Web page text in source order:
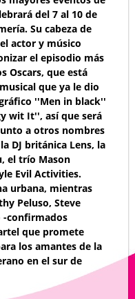
del 7 al 10 de
Su cabeza de
actor y músico
el episodio más
Oscars, que está
que ya le dio
''Men in black''
wit It'', así que será
a otros nombres
DJ británica Lens, la
el trío Mason
Evil Activities.
urbana, mientras
Peluso, Steve
-confirmados
que promete
los amantes de la
en el sur de